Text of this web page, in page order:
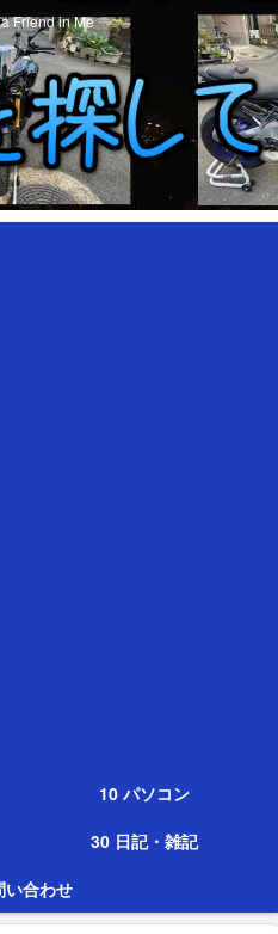
Friend in Me
10 パソコン
30 日記・雑記
い合わせ